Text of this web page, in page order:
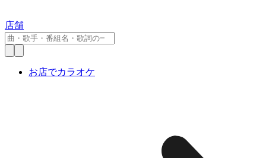
店舗
お店でカラオケ